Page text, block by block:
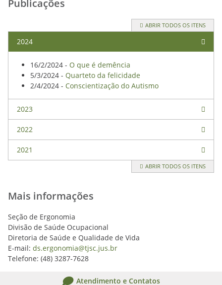
Publicações
ABRIR TODOS OS ITENS
2024
16/2/2024 - O que é demência
5/3/2024 - Quarteto da felicidade
2/4/2024 - Conscientização do Autismo
2023
2022
2021
ABRIR TODOS OS ITENS
Mais informações
Seção de Ergonomia
Divisão de Saúde Ocupacional
Diretoria de Saúde e Qualidade de Vida
E-mail: ds.ergonomia@tjsc.jus.br
Telefone: (48) 3287-7628
Atendimento e Contatos